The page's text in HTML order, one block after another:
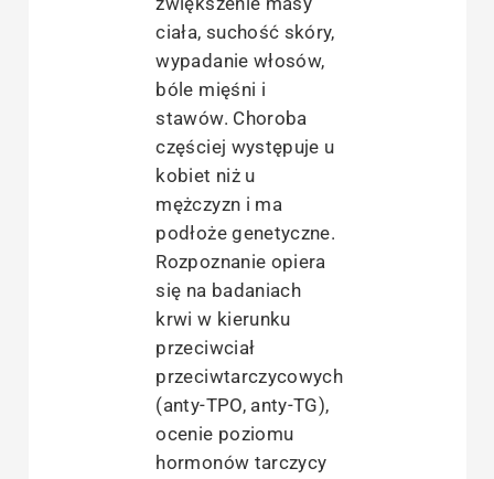
ciała, suchość skóry,
wypadanie włosów,
bóle mięśni i
stawów. Choroba
częściej występuje u
kobiet niż u
mężczyzn i ma
podłoże genetyczne.
Rozpoznanie opiera
się na badaniach
krwi w kierunku
przeciwciał
przeciwtarczycowych
(anty-TPO, anty-TG),
ocenie poziomu
hormonów tarczycy